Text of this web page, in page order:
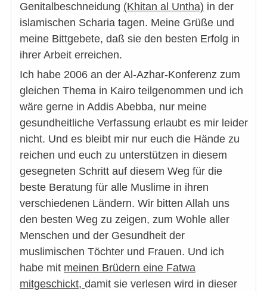
Genitalbeschneidung (Khitan al Untha) in der
islamischen Scharia tagen. Meine Grüße und
meine Bittgebete, daß sie den besten Erfolg in
ihrer Arbeit erreichen.
Ich habe 2006 an der Al-Azhar-Konferenz zum
gleichen Thema in Kairo teilgenommen und ich
wäre gerne in Addis Abebba, nur meine
gesundheitliche Verfassung erlaubt es mir leider
nicht. Und es bleibt mir nur euch die Hände zu
reichen und euch zu unterstützen in diesem
gesegneten Schritt auf diesem Weg für die
beste Beratung für alle Muslime in ihren
verschiedenen Ländern. Wir bitten Allah uns
den besten Weg zu zeigen, zum Wohle aller
Menschen und der Gesundheit der
muslimischen Töchter und Frauen. Und ich
habe mit meinen Brüdern eine Fatwa
mitgeschickt, damit sie verlesen wird in dieser